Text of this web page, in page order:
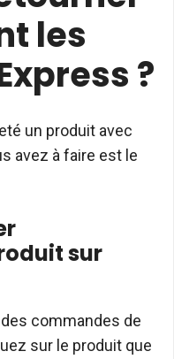
les
?
un produit avec
avez à faire est le
sur
commandes de
sur le produit que